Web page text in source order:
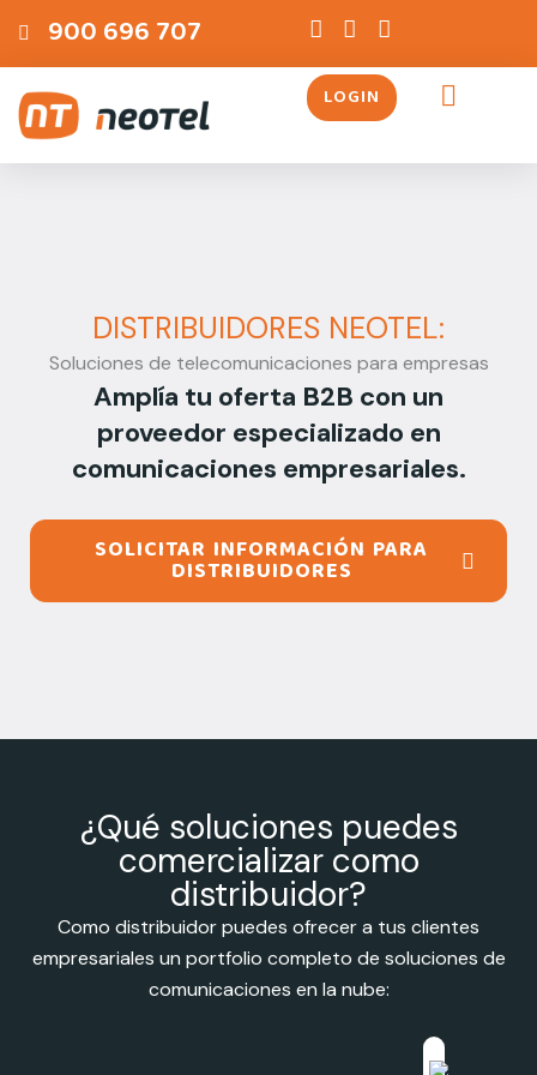
900 696 707
LOGIN
DISTRIBUIDORES NEOTEL:
Soluciones de telecomunicaciones para empresas
Amplía tu oferta B2B con un
proveedor especializado en
comunicaciones empresariales.
SOLICITAR INFORMACIÓN PARA
DISTRIBUIDORES
¿Qué soluciones puedes
comercializar como
distribuidor?
Como distribuidor puedes ofrecer a tus clientes
empresariales un portfolio completo de soluciones de
comunicaciones en la nube: